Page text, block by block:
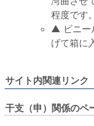
程度です
▲ ビニー
げて箱に
サイト内関連リンク
干支（申）関係のペ